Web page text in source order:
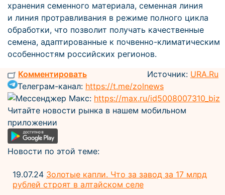
хранения семенного материала, семенная линия
и линия протравливания в режиме полного цикла
обработки, что позволит получать качественные
семена, адаптированные к почвенно-климатическим
особенностям российских регионов.
Комментировать
Источник: URA.Ru
Телеграм-канал: https://t.me/zolnews
Мессенджер Макс: https://max.ru/id5008007310_biz
Читайте новости рынка в нашем мобильном
приложении
Новости по этой теме:
19.07.24 Золотые капли. Что за завод за 17 млрд
рублей строят в алтайском селе